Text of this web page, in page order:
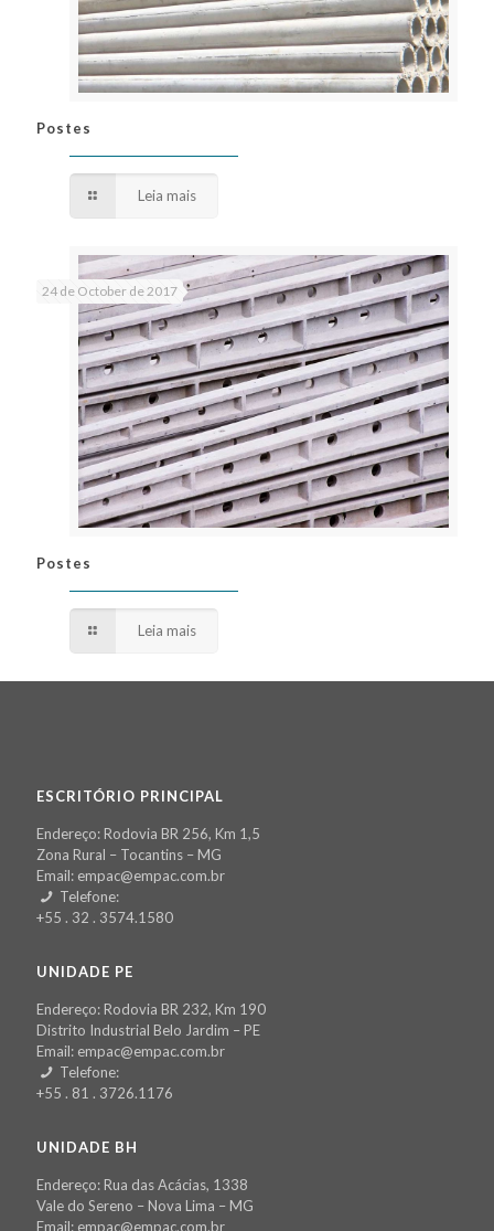
Postes
Leia mais
24 de October de 2017
Postes
Leia mais
ESCRITÓRIO PRINCIPAL
Endereço: Rodovia BR 256, Km 1,5
Zona Rural – Tocantins – MG
Email: empac@empac.com.br
Telefone:
+55 . 32 . 3574.1580
UNIDADE PE
Endereço: Rodovia BR 232, Km 190
Distrito Industrial Belo Jardim – PE
Email: empac@empac.com.br
Telefone:
+55 . 81 . 3726.1176
UNIDADE BH
Endereço: Rua das Acácias, 1338
Vale do Sereno – Nova Lima – MG
Email: empac@empac.com.br